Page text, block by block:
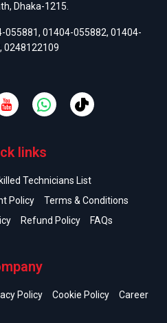
Dhaka-1215.
055881, 01404-055882, 01404-
, 0248122109
links
Technicians List
Policy
Terms & Conditions
Refund Policy FAQs
Policy Cookie Policy Career